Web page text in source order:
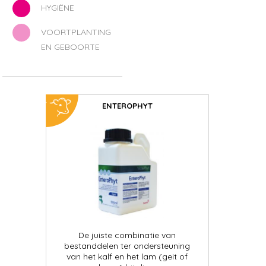
HYGIËNE
VOORTPLANTING
EN GEBOORTE
ENTEROPHYT
De juiste combinatie van
bestanddelen ter ondersteuning
van het kalf en het lam (geit of